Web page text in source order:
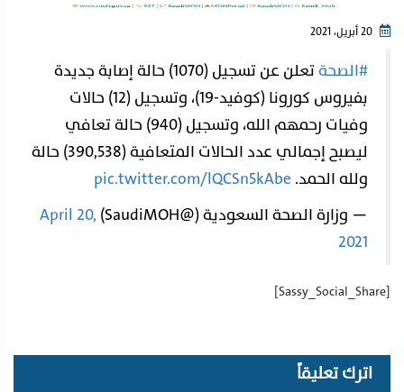
#الصحة
⁩ تعلن عن تسجيل (1070) حالة إصابة جديدة
بفيروس كورونا (كوفيد-19)، وتسجيل (12) حالات
وفيات رحمهم الله، وتسجيل (940) حالة تعافي
ليصبح إجمالي عدد الحالات المتعافية (390,538) حالة
ولله الحمد. pic.twitter.com/lQCSn5kAbe
— وزارة الصحة السعودية (@SaudiMOH)
April 20,
2021
[Sassy_Social_Share]
اترك تعليقاً